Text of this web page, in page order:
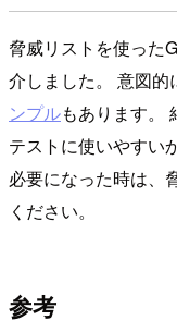
脅威リストを使った
介しました。 意図的
ンプルもあります。
テストに使いやすい
必要になった時は、
ください。
参考